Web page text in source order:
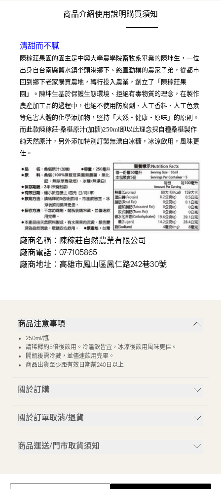
商品介紹使用說明購買須知
清甜而不膩
陳稼莊果園的園主是中興大學農學院畜牧系畢業的陳坤生，一位
出身自台南縣鹽水鎮坔頭港鄉下、憨直勤樸的農家子弟，從都市
回到鄉下老家購買農地，轉行投入農業，創立了「陳稼莊果
園」。陳坤生基於保護生態環境、拒絕有毒物質的理念，在製作
農產加工品的過程中，也絕不使用防腐劑、人工香料、人工色素
等危害人體的化學添加物，堅持「天然‧健康‧原味」的原則。
而此款陳稼莊-桑椹原汁(加糖)250ml即以此理念採自種桑椹製作
純天然原汁，另外添加特別訂製無漂白冰糖，冰涼飲用，風味更
佳。
廠商名稱：陳稼莊自然農業有限公司
廠商電話：07-7105865
廠商地址：高雄市鳳山區鳳仁路242巷30號
商品注意事項
250ml/瓶
請稀釋約5倍後飲用。冷溫飲皆宜，冰涼後飲用風味更佳。
開瓶後需冷藏，並儘速飲用完畢。
商品出貨至少距有效日期前240日以上
關於訂購
關於訂單取消/退貨
商品運送/門市取貨須知